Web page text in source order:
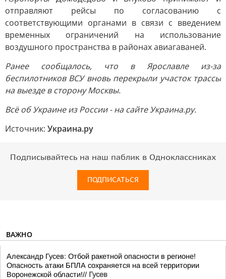
отправляют рейсы по согласованию с
соответствующими органами в связи с введением
временных ограничений на использование
воздушного пространства в районах авиагаваней.
Ранее сообщалось, что в Ярославле из-за
беспилотников ВСУ вновь перекрыли участок трассы
на выезде в сторону Москвы.
Всё об Украине из России - на сайте Украина.ру.
Источник: Украина.ру
Подписывайтесь на наш паблик в Одноклассниках
ПОДПИСАТЬСЯ
ВАЖНО
Александр Гусев: Отбой ракетной опасности в регионе!
Опасность атаки БПЛА сохраняется на всей территории
Воронежской области!// Гусев